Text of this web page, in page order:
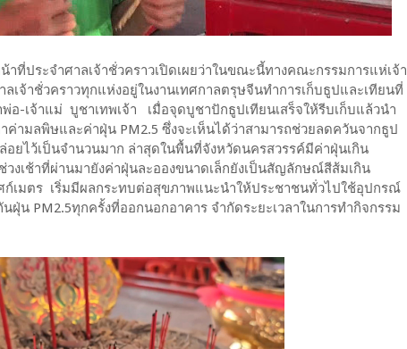
ที่ประจำศาลเจ้าชั่วคราวเปิดเผยว่าในขณะนี้ทางคณะกรรมการแห่เจ้า
เจ้าชั่วคราวทุกแห่งอยู่ในงานเทศกาลตรุษจีนทำการเก็บธูปและเทียนที่
อ-เจ้าแม่ บูชาเทพเจ้า เมื่อจุดบูชาปักธูปเทียนเสร็จให้รีบเก็บแล้วนำ
ามลพิษและค่าฝุ่น PM2.5 ซึ่งจะเห็นได้ว่าสามารถช่วยลดควันจากธูป
อยไว้เป็นจำนวนมาก ล่าสุดในพื้นที่จังหวัดนครสวรรค์มีค่าฝุ่นเกิน
งเช้าที่ผ่านมายังค่าฝุ่นละอองขนาดเล็กยังเป็นสัญลักษณ์สีส้มเกิน
ก์เมตร เริ่มมีผลกระทบต่อสุขภาพแนะนำให้ประชาชนทั่วไปใช้อุปกรณ์
ฝุ่น PM2.5ทุกครั้งที่ออกนอกอาคาร จำกัดระยะเวลาในการทำกิจกรรม